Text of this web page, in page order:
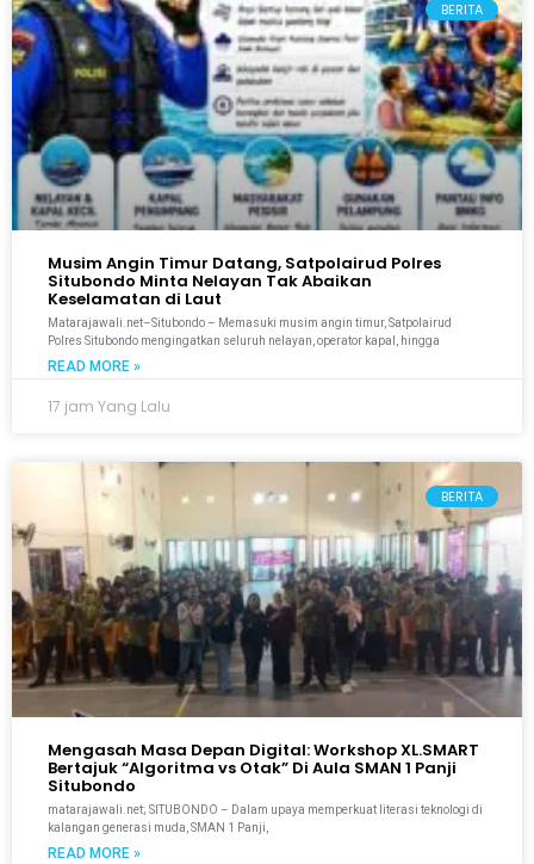
BERITA
Musim Angin Timur Datang, Satpolairud Polres
Situbondo Minta Nelayan Tak Abaikan
Keselamatan di Laut
Matarajawali.net–Situbondo – Memasuki musim angin timur, Satpolairud
Polres Situbondo mengingatkan seluruh nelayan, operator kapal, hingga
READ MORE »
17 jam Yang Lalu
BERITA
Mengasah Masa Depan Digital: Workshop XL.SMART
Bertajuk “Algoritma vs Otak” Di Aula SMAN 1 Panji
Situbondo
matarajawali.net; SITUBONDO – Dalam upaya memperkuat literasi teknologi di
kalangan generasi muda, SMAN 1 Panji,
READ MORE »